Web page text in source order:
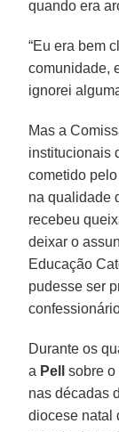
quando era
“Eu era bem
comunidade,
ignorei
Mas a
institucionais
cometido
na qualidade
recebeu
deixar o
Educação
pudesse ser
Durante os
a Pell
sobre o
nas décadas
diocese natal